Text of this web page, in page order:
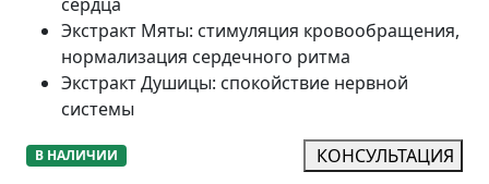
Экстракт Мяты: стимуляция кровообращения,
нормализация сердечного ритма
Экстракт Душицы: спокойствие нервной
системы
В НАЛИЧИИ КОНСУЛЬТАЦИЯ